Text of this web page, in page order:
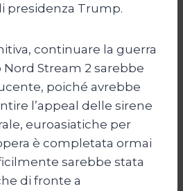
presidenza Trump.
continuare la guerra
Stream 2 sarebbe
poiché avrebbe
l’appeal delle sirene
euroasiatiche per
è completata ormai
sarebbe stata
di fronte a